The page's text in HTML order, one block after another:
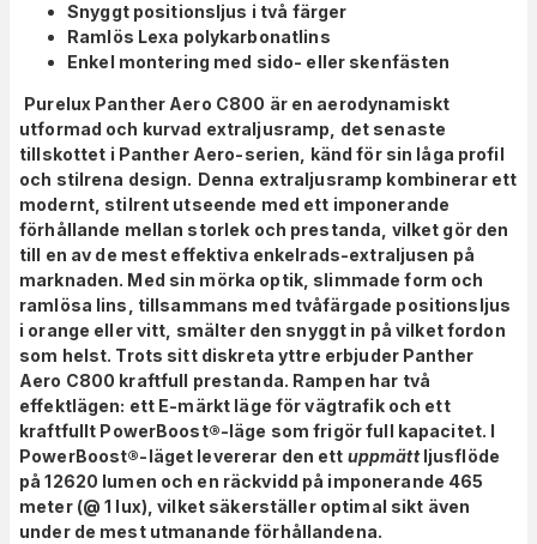
Snyggt positionsljus i två färger
Ramlös Lexa polykarbonatlins
Enkel montering med sido- eller skenfästen
Purelux Panther Aero C800 är en aerodynamiskt
utformad och kurvad extraljusramp, det senaste
tillskottet i Panther Aero-serien, känd för sin låga profil
och stilrena design. Denna extraljusramp kombinerar ett
modernt, stilrent utseende med ett imponerande
förhållande mellan storlek och prestanda, vilket gör den
till en av de mest effektiva enkelrads-extraljusen på
marknaden. Med sin mörka optik, slimmade form och
ramlösa lins, tillsammans med tvåfärgade positionsljus
i orange eller vitt, smälter den snyggt in på vilket fordon
som helst. Trots sitt diskreta yttre erbjuder Panther
Aero C800 kraftfull prestanda. Rampen har två
effektlägen: ett E-märkt läge för vägtrafik och ett
kraftfullt PowerBoost®-läge som frigör full kapacitet. I
PowerBoost®-läget levererar den ett uppmätt ljusflöde
på 12620 lumen och en räckvidd på imponerande 465
meter (@ 1 lux), vilket säkerställer optimal sikt även
under de mest utmanande förhållandena.